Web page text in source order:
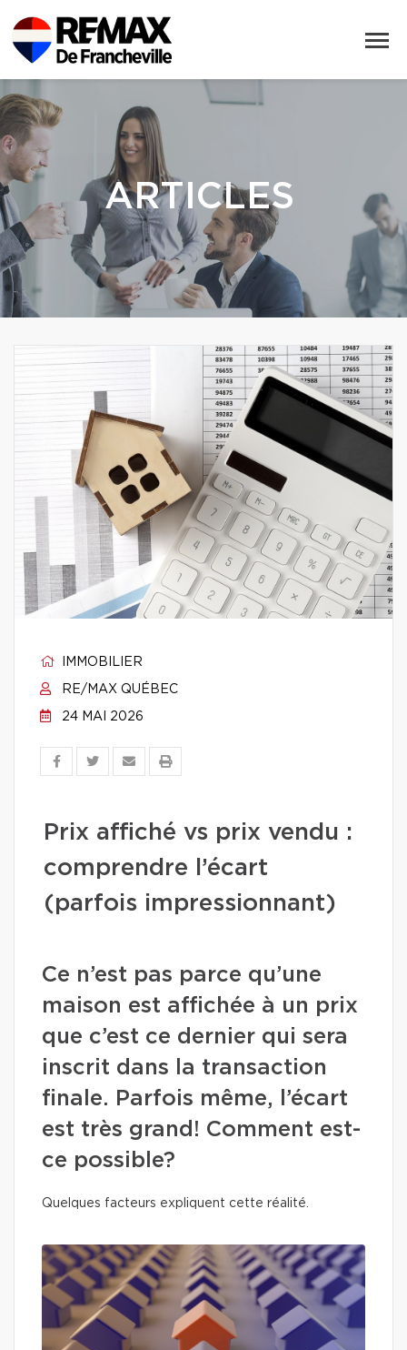
ARTICLES
IMMOBILIER
RE/MAX QUÉBEC
24 MAI 2026
Prix affiché vs prix vendu :
comprendre l’écart
(parfois impressionnant)
Ce n’est pas parce qu’une
maison est affichée à un prix
que c’est ce dernier qui sera
inscrit dans la transaction
finale. Parfois même, l’écart
est très grand! Comment est-
ce possible?
Quelques facteurs expliquent cette réalité.